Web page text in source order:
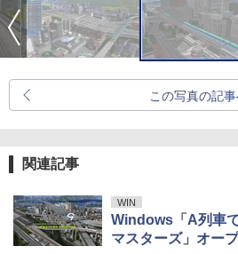
この写真の記
関連記事
WIN
Windows「A列車
マスターズ」オー